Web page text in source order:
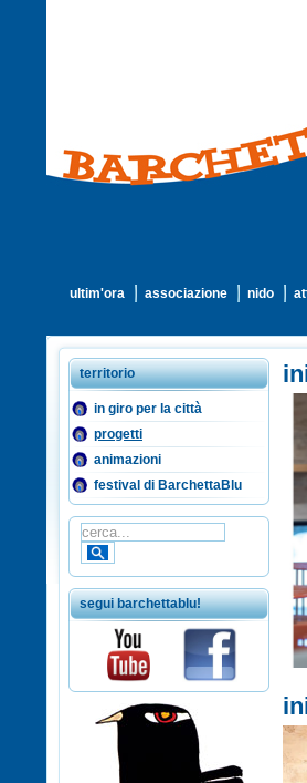
ultim'ora associazione nido
territorio
in giro per la città
progetti
animazioni
festival di BarchettaBlu
segui barchettablu!